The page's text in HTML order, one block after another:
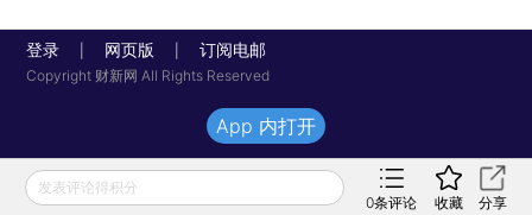
登录 网页版 订阅电邮
Copyright 财新网 All Rights Reserved
发表评论得积分
0条评论 收藏 分享
App 内打开